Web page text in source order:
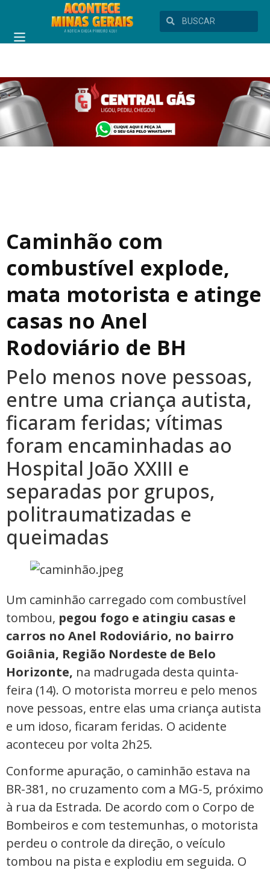
Caminhão com
combustível explode,
mata motorista e atinge
casas no Anel
Rodoviário de BH
Pelo menos nove pessoas,
entre uma criança autista,
ficaram feridas; vítimas
foram encaminhadas ao
Hospital João XXIII e
separadas por grupos,
politraumatizadas e
queimadas
Um caminhão carregado com combustível
tombou, pegou fogo e atingiu casas e
carros no Anel Rodoviário, no bairro
Goiânia, Região Nordeste de Belo
Horizonte, na madrugada desta quinta-
feira (14). O motorista morreu e pelo menos
nove pessoas, entre elas uma criança autista
e um idoso, ficaram feridas. O acidente
aconteceu por volta 2h25.
Conforme apuração, o caminhão estava na
BR-381, no cruzamento com a MG-5, próximo
à rua da Estrada. De acordo com o Corpo de
Bombeiros e com testemunhas, o motorista
perdeu o controle da direção, o veículo
tombou na pista e explodiu em seguida. O